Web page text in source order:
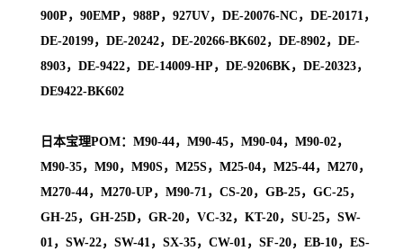
900P，90EMP，988P，927UV，DE-20076-NC，DE-20171，
DE-20199，DE-20242，DE-20266-BK602，DE-8902，DE-
8903，DE-9422，DE-14009-HP，DE-9206BK，DE-20323，
DE9422-BK602
日本宝理POM：M90-44，M90-45，M90-04，M90-02，
M90-35，M90，M90S，M25S，M25-04，M25-44，M270，
M270-44，M270-UP，M90-71，CS-20，GB-25，GC-25，
GH-25，GH-25D，GR-20，VC-32，KT-20，SU-25，SW-
01，SW-22，SW-41，SX-35，CW-01，SF-20，EB-10，ES-